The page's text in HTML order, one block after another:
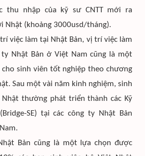
thu nhập của kỹ sư CNTT mới ra
Nhật (khoảng 3000usd/tháng).
việc làm tại Nhật Bản, vị trí việc làm
ty Nhật Bản ở Việt Nam cũng là một
cho sinh viên tốt nghiệp theo chương
Sau một vài năm kinh nghiệm, sinh
thường phát triển thành các Kỹ
SE) tại các công ty Nhật Bản
Bản cũng là một lựa chọn được